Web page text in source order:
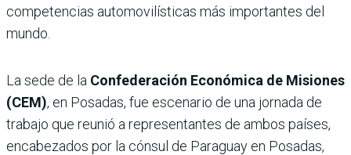
competencias automovilísticas más importantes del
mundo.
La sede de la Confederación Económica de Misiones
(CEM), en Posadas, fue escenario de una jornada de
trabajo que reunió a representantes de ambos países,
encabezados por la cónsul de Paraguay en Posadas,